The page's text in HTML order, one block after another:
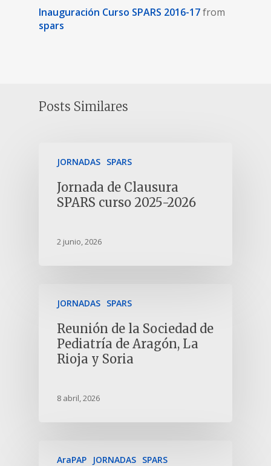
Inauguración Curso SPARS 2016-17from
spars
Posts Similares
JORNADAS SPARS
Jornada de Clausura
SPARS curso 2025-2026
2 junio, 2026
JORNADAS SPARS
Reunión de la Sociedad de
Pediatría de Aragón, La
Rioja y Soria
8 abril, 2026
AraPAP JORNADAS SPARS